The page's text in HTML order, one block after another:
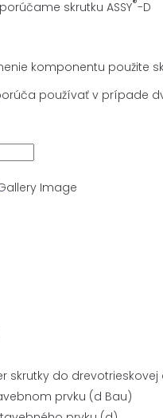
skrutku ASSY®-D
komponentu použite
používať v prípade
skrutky do drevotrieskovej
prvku (d Bau)